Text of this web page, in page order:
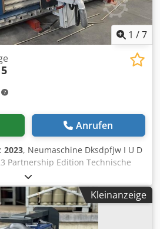
1 /7
Anrufen
2023, Neumaschine Dksdpfjw I U D
Partnership Edition Technische
vertikal: 0-2.150mm,
Schnittlänge: 5.300mm
Klemmen: 55mm) Sägeblatt:
30mm, Z=60 Hohl-
5.000 U/min. Benötigter
Kleinanzeige